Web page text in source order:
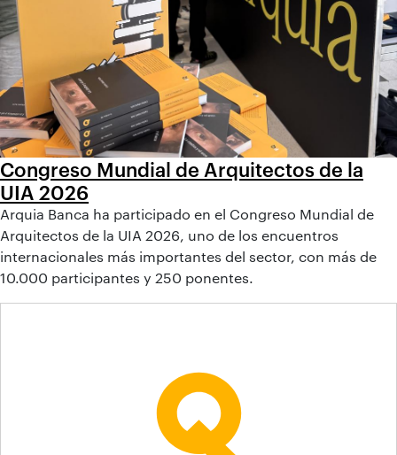
Congreso Mundial de Arquitectos de la
UIA 2026
Arquia Banca ha participado en el Congreso Mundial de
Arquitectos de la UIA 2026, uno de los encuentros
internacionales más importantes del sector, con más de
10.000 participantes y 250 ponentes.